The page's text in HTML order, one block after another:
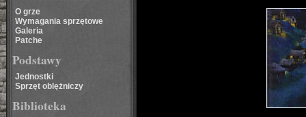
O grze
Wymagania sprzętowe
Galeria
Patche
Podstawy
Jednostki
Sprzęt oblężniczy
Biblioteka